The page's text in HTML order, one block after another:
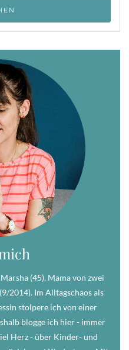
(45), Mama von zwei
2014). Im Alltagschaos als
stolpere ich von einer
blogge ich hier - immer
Herz - über Kinder- und